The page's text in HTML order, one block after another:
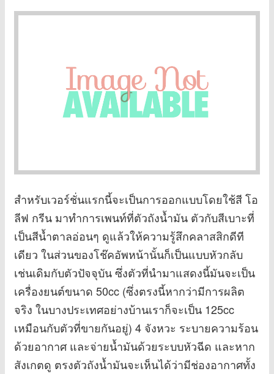
สำหรับเวอร์ชั่นแรกนี้จะเป็นการออกแบบโดยใช้สี โอ
ลีฟ กรีน มาทำการเพนท์ที่ตัวถังน้ำมัน ตัวกับสีเบาะที่
เป็นสีน้ำตาลอ่อนๆ ดูแล้วให้ความรู้สึกคลาสสิกดีที
เดียว ในส่วนของโช๊คอัพหน้านั้นก็เป็นแบบหัวกลับ
เช่นเดิมกับตัวปัจจุบัน ซึ่งตัวที่นำมาแสดงนี้มันจะเป็น
เครื่องยนต์ขนาด 50cc (ซึ่งตรงนี้หากว่ามีการผลิต
จริง ในบางประเทศอย่างบ้านเราก็จะเป็น 125cc
เหมือนกับตัวที่ขายกันอยู่) 4 จังหวะ ระบายความร้อน
ด้วยอากาศ และจ่ายน้ำมันด้วยระบบหัวฉีด และหาก
สังเกตดู ตรงตัวถังน้ำมันจะเห็นได้ว่ามีช่องอากาศทั้ง